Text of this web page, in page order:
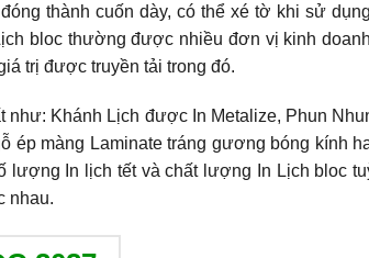
thành cuốn dày, có thể xé tờ khi sử
bloc thường được nhiều đơn vị kinh
trị được truyền tải trong đó.
Khánh Lịch được In Metalize, Phun
ép màng Laminate tráng gương bóng kính
lượng In lịch tết và chất lượng In Lịch bloc
nhau.